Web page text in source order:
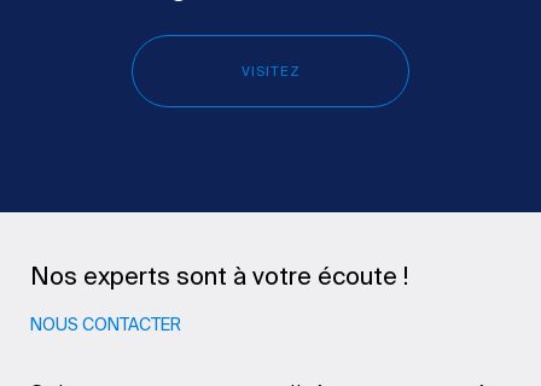
VISITEZ
Nos experts sont à votre écoute !
NOUS CONTACTER